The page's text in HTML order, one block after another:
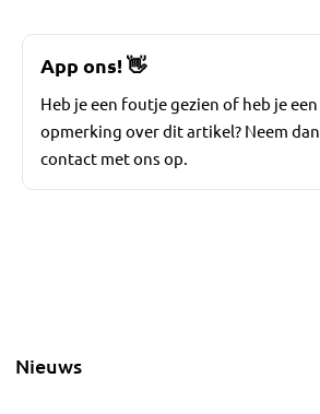
App ons!👋
Heb je een foutje gezien of heb je een
opmerking over dit artikel? Neem dan
contact met ons op.
Nieuws